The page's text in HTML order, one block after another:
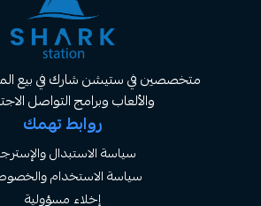
في ستيشن شارك في بيع المنتجات الرقمية
والألعاب وبرامج التواصل الاجتماعي
روابط تهمك
سياسة الاستبدال والإسترجاع
سياسة الاستخدام والخصوصية